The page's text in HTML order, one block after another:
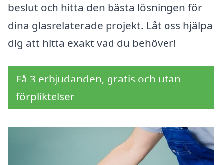
beslut och hitta den bästa lösningen för
dina glasrelaterade projekt. Låt oss hjälpa
dig att hitta exakt vad du behöver!
Få 3 erbjudanden, gratis och utan
förpliktelser